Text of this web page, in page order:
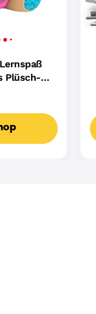
Plüsch-
Version